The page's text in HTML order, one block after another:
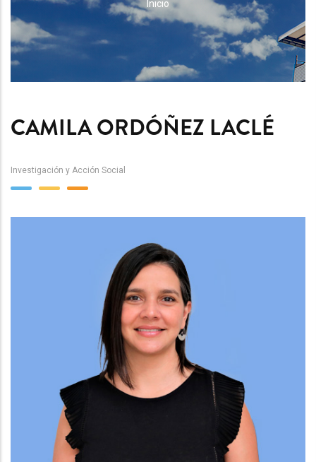
RUTA
DE
NAVEGACIÓN
Inicio
CAMILA ORDÓÑEZ LACLÉ
Investigación y Acción Social